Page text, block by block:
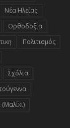
Νέα Ηλείας
Ορθοδοξια
Πολιτισμός
Σχόλια
(Μαλίκι)